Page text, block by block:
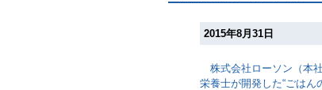
2015年8月31日
株式会社ローソン（本
栄養士が開発した“ごは